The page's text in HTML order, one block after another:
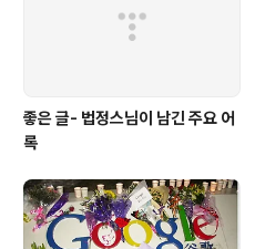
좋은 글- 법정스님이 남긴 주요 어
록